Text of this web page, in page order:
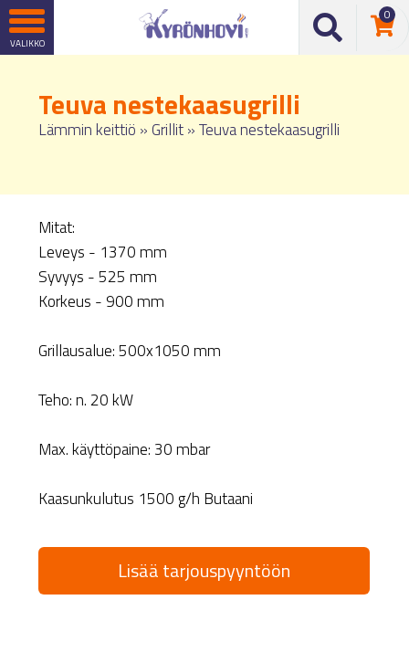
0
Teuva nestekaasugrilli
Lämmin keittiö » Grillit»Teuva nestekaasugrilli
Mitat:
Leveys - 1370 mm
Syvyys - 525 mm
Korkeus - 900 mm
Grillausalue: 500x1050 mm
Teho: n. 20 kW
Max. käyttöpaine: 30 mbar
Kaasunkulutus 1500 g/h Butaani
Lisää tarjouspyyntöön